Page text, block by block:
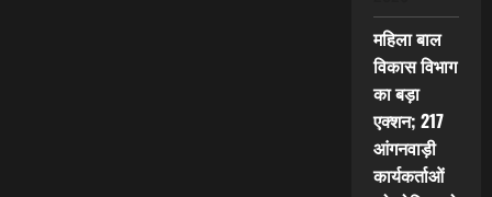
महिला बाल
विकास विभाग
का बड़ा
एक्शन; 217
आंगनवाड़ी
कार्यकर्ताओं